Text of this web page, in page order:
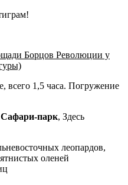
Борцов Революции у
всего 1,5 часа. Погружение
Сафари-парк, Здесь
леопардов,
оленей